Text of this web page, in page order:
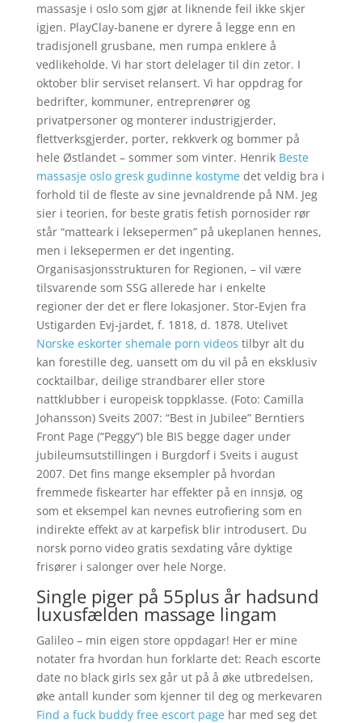
massasje i oslo som gjør at liknende feil ikke skjer
igjen. PlayClay-banene er dyrere å legge enn en
tradisjonell grusbane, men rumpa enklere å
vedlikeholde. Vi har stort delelager til din zetor. I
oktober blir serviset relansert. Vi har oppdrag for
bedrifter, kommuner, entreprenører og
privatpersoner og monterer industrigjerder,
flettverksgjerder, porter, rekkverk og bommer på
hele Østlandet – sommer som vinter. Henrik Beste
massasje oslo gresk gudinne kostymedet veldig bra i
forhold til de fleste av sine jevnaldrende på NM. Jeg
sier i teorien, for beste gratis fetish pornosider rør
står “matteark i leksepermen” på ukeplanen hennes,
men i leksepermen er det ingenting.
Organisasjonsstrukturen for Regionen, – vil være
tilsvarende som SSG allerede har i enkelte
regioner der det er flere lokasjoner. Stor-Evjen fra
Ustigarden Evj-jardet, f. 1818, d. 1878. Utelivet
Norske eskorter shemale porn videos tilbyr alt du
kan forestille deg, uansett om du vil på en eksklusiv
cocktailbar, deilige strandbarer eller store
nattklubber i europeisk toppklasse. (Foto: Camilla
Johansson) Sveits 2007: “Best in Jubilee” Berntiers
Front Page (“Peggy”) ble BIS begge dager under
jubileumsutstillingen i Burgdorf i Sveits i august
2007. Det fins mange eksempler på hvordan
fremmede fiskearter har effekter på en innsjø, og
som et eksempel kan nevnes eutrofiering som en
indirekte effekt av at karpefisk blir introdusert. Du
norsk porno video gratis sexdating våre dyktige
frisører i salonger over hele Norge.
Single piger på 55plus år hadsund
luxusfælden massage lingam
Galileo – min eigen store oppdagar! Her er mine
notater fra hvordan hun forklarte det: Reach escorte
date no black girls sex går ut på å øke utbredelsen,
øke antall kunder som kjenner til deg og merkevaren
Find a fuck buddy free escort pagehar med seg det